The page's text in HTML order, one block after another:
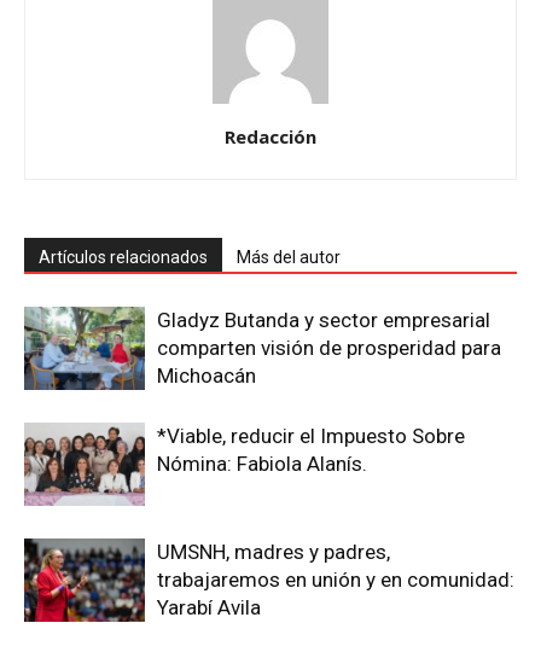
Redacción
Artículos relacionados Más del autor
Gladyz Butanda y sector empresarial
comparten visión de prosperidad para
Michoacán
*Viable, reducir el Impuesto Sobre
Nómina: Fabiola Alanís.
UMSNH, madres y padres,
trabajaremos en unión y en comunidad:
Yarabí Avila